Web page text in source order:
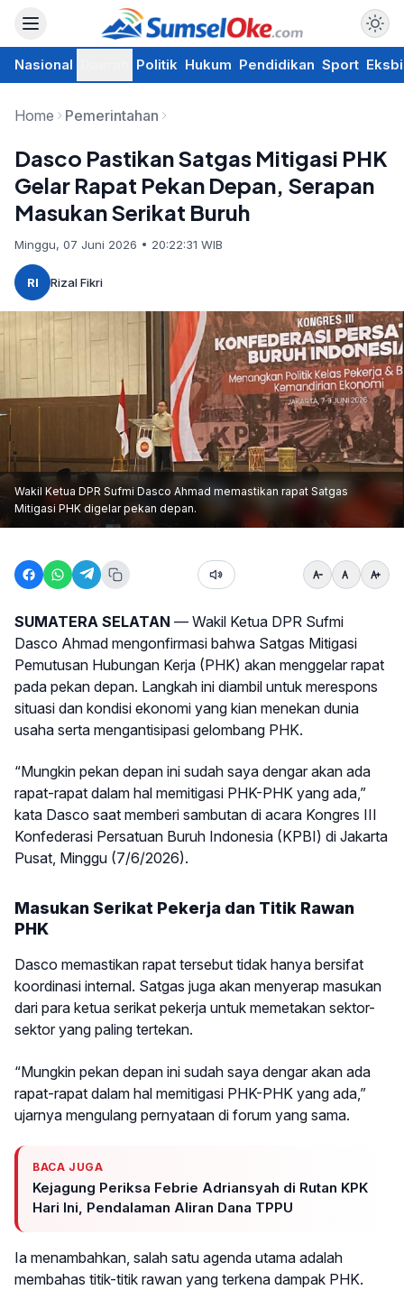
Nasional Politik Hukum Pendidikan Sport
Home Pemerintahan
Dasco Pastikan Satgas Mitigasi PHK
Gelar Rapat Pekan Depan, Serapan
Masukan Serikat Buruh
Minggu, 07 Juni 2026 • 20:22:31 WIB
RI Rizal Fikri
Wakil Ketua DPR Sufmi Dasco Ahmad memastikan rapat Satgas
Mitigasi PHK digelar pekan depan.
SUMATERA SELATAN — Wakil Ketua DPR Sufmi
Dasco Ahmad mengonfirmasi bahwa Satgas Mitigasi
Pemutusan Hubungan Kerja (PHK) akan menggelar rapat
pada pekan depan. Langkah ini diambil untuk merespons
situasi dan kondisi ekonomi yang kian menekan dunia
usaha serta mengantisipasi gelombang PHK.
“Mungkin pekan depan ini sudah saya dengar akan ada
rapat-rapat dalam hal memitigasi PHK-PHK yang ada,”
kata Dasco saat memberi sambutan di acara Kongres III
Konfederasi Persatuan Buruh Indonesia (KPBI) di Jakarta
Pusat, Minggu (7/6/2026).
Masukan Serikat Pekerja dan Titik Rawan
PHK
Dasco memastikan rapat tersebut tidak hanya bersifat
koordinasi internal. Satgas juga akan menyerap masukan
dari para ketua serikat pekerja untuk memetakan sektor-
sektor yang paling tertekan.
“Mungkin pekan depan ini sudah saya dengar akan ada
rapat-rapat dalam hal memitigasi PHK-PHK yang ada,”
ujarnya mengulang pernyataan di forum yang sama.
BACA JUGA
Kejagung Periksa Febrie Adriansyah di Rutan KPK
Hari Ini, Pendalaman Aliran Dana TPPU
Ia menambahkan, salah satu agenda utama adalah
membahas titik-titik rawan yang terkena dampak PHK.